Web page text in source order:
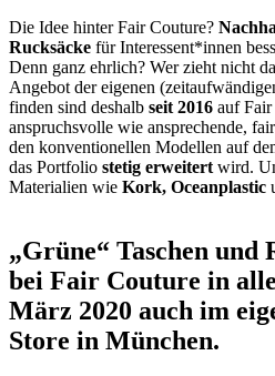
Die Idee hinter Fair Couture?
Rucksäcke für Interessent*innen
Denn ganz ehrlich? Wer zieht nicht
Angebot der eigenen
finden sind deshalb seit 2016 auf Fair
anspruchsvolle wie ansprechende,
den konventionellen Modellen auf
das Portfolio stetig erweitert wird.
Materialien wie Kork, Oceanplastic
„Grüne“ Taschen und
bei Fair Couture in
März 2020 auch im
Store in München.